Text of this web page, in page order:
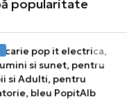
popularitate